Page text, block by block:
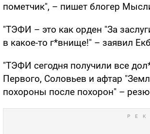
"ТЭФИ – это как орден "За
в какое-то г*внище!" – заявил
"ТЭФИ сегодня получили все
Первого, Соловьев и афтар
похороны после похорон" –